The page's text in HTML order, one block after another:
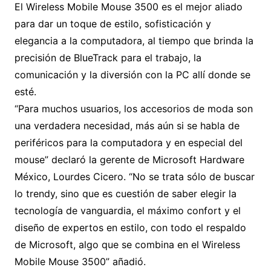
El Wireless Mobile Mouse 3500 es el mejor aliado
para dar un toque de estilo, sofisticación y
elegancia a la computadora, al tiempo que brinda la
precisión de BlueTrack para el trabajo, la
comunicación y la diversión con la PC allí donde se
esté.
“Para muchos usuarios, los accesorios de moda son
una verdadera necesidad, más aún si se habla de
periféricos para la computadora y en especial del
mouse” declaró la gerente de Microsoft Hardware
México, Lourdes Cicero. “No se trata sólo de buscar
lo trendy, sino que es cuestión de saber elegir la
tecnología de vanguardia, el máximo confort y el
diseño de expertos en estilo, con todo el respaldo
de Microsoft, algo que se combina en el Wireless
Mobile Mouse 3500” añadió.